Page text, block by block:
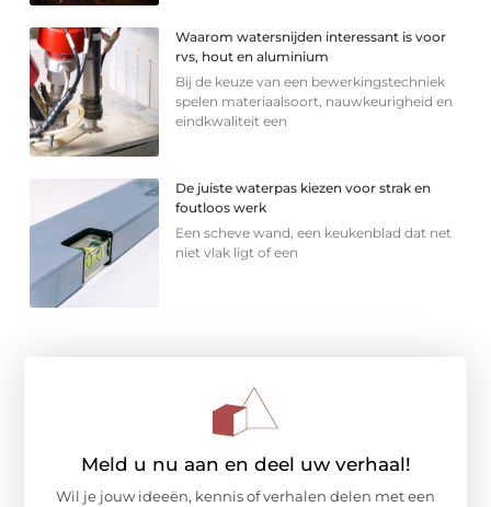
Waarom watersnijden interessant is voor
rvs, hout en aluminium
Bij de keuze van een bewerkingstechniek
spelen materiaalsoort, nauwkeurigheid en
eindkwaliteit een
De juiste waterpas kiezen voor strak en
foutloos werk
Een scheve wand, een keukenblad dat net
niet vlak ligt of een
Meld u nu aan en deel uw verhaal!
Wil je jouw ideeën, kennis of verhalen delen met een